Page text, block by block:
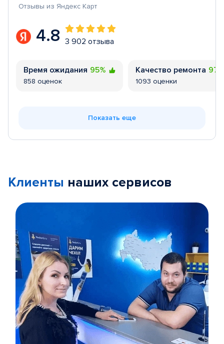
Отзывы из Яндекс Карт
4.8 3 902 отзыва
Время ожидания 95%
858 оценок
Качество ремонта
1093 оценки
Показать еще
Клиенты наших сервисов